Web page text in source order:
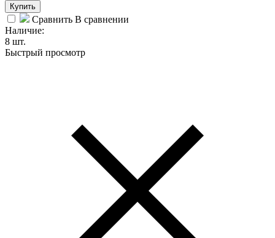
Купить
Сравнить В сравнении
Наличие:
8 шт.
Быстрый просмотр